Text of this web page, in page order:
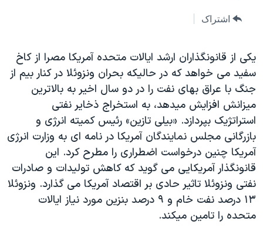
جهش
جستجوویژه برنامه‌ها
ویدیوها
فرهنگ و زندگی
حقوق شهروندی
اقتصادی
علم و فناوری
اسرائیل در جنگ
گالری عکس
آرشیو پخش زنده
۲۵۰سالگی آمریکا
بایگانی برنامه‌های تلویزیونی
مستندها
انتخابات ریاست جمهوری آمریکا ۲۰۲۴
حمله جمهوری اسلامی به اسرائیل
رمز مهسا
ورزش زنان در ایران
اعتراضات زن، زندگی، آزادی
مجموعه مستندهای دادخواهی
فرکانس‌های صدای آمریکا
یادگیری زبان انگلیسی
دنبال کنید
زبانهای مختلف
اشتراک
يکی از قانونگذاران ارشد ايالات متحده آمريکا مصرا از کاخ
سفيد می خواهد که در حاليکه بحران ونزوئلا در کنار بيم از
جنگ با عراق بهای نفت را در دو سال اخير به بالاترين
ميزانش افزايش ميدهد، به استخراج ذخاير نفتی
استراتژيک بپردازد. «بيلی تازين» رئيس کميته انرژی و
بازرگانی مجلس نمايندگان آمريکا در نامه ای به وزارت انرژی
آمريکا چنين درخواست اضطراری را مطرح کرد. اين
قانونگذار آمريکايی می گويد که کاهش توليدات و صادرات
نفتی ونزوئلا تاثير حادی بر اقتصاد آمريکا می گذارد. ونزوئلا
۱۳ درصد نفت خام و ۹ درصد بنزين مورد نياز ايالات
متحده را تامين ميکند.